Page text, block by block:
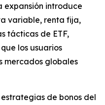
expansión introduce
variable, renta fija,
tácticas de ETF,
los usuarios
mercados globales
de bonos del